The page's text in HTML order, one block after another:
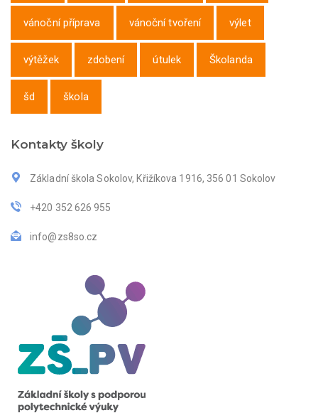
vánoční příprava vánoční tvoření výlet
výtěžek zdobení útulek Školanda
šd škola
Kontakty školy
Základní škola Sokolov, Křižíkova 1916, 356 01 Sokolov
+420 352 626 955
info@zs8so.cz